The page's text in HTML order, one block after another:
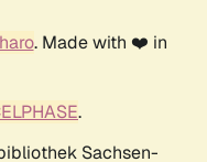
. Made with ❤️ in
.
Sachsen-